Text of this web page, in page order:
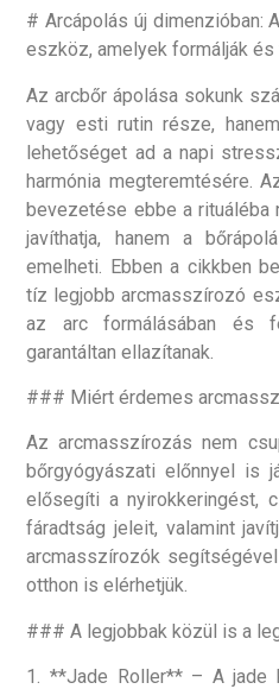
# Arcápolás új dimenzióban:
eszköz, amelyek formálják
Az arcbőr ápolása sokunk
vagy esti rutin része,
lehetőséget ad a napi
harmónia megteremtésére.
bevezetése ebbe a rituáléba
javíthatja, hanem a
emelheti. Ebben a cikkben
tíz legjobb arcmasszírozó
az arc formálásában és
garantáltan ellazítanak.
### Miért érdemes
Az arcmasszírozás nem
bőrgyógyászati előnnyel is
elősegíti a nyirokkeringést,
fáradtság jeleit, valamint
arcmasszírozók
otthon is elérhetjük.
### A legjobbak közül is a
1. **Jade Roller** – A jade